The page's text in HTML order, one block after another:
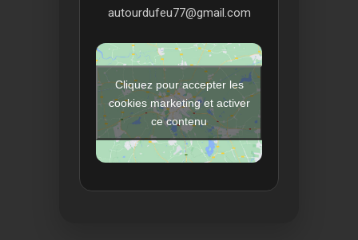
autourdufeu77@gmail.com
Cliquez pour accepter les
cookies marketing et activer
ce contenu